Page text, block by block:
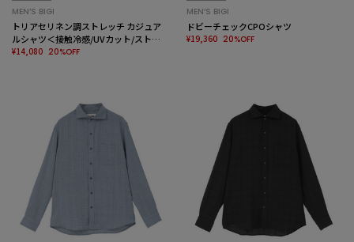
MEN’S BIGI
トリアセリネン調ストレッチ カジュア
ルシャツ＜接触冷感/UVカット/ストレ
ッチ/防シワ/EASY CARE＞
¥14,080 20%OFF
MEN’S BIGI
ドビーチェックCPOシャツ
¥19,360 20%OFF